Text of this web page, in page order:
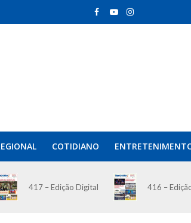
COTIDIANO
417 – Edição Digital 416 –